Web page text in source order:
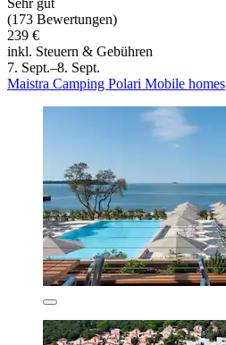
(173 Bewertungen)
239 €
inkl. Steuern & Gebühren
7. Sept.–8. Sept.
Maistra Camping Polari Mobile homes